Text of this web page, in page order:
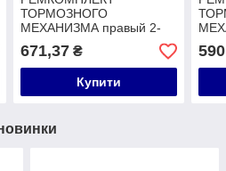
ТОРМОЗНОГО
МЕХАНИЗМА правый 2-
2,5 A-BB03-005B-0543A
671,37₴
Купити
3,5